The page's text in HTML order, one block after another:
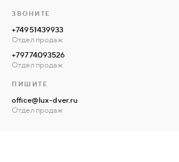
ЗВОНИТЕ
+74951439933
Отдел продаж
+79774093526
Отдел продаж
ПИШИТЕ
office@lux-dver.ru
Отдел продаж